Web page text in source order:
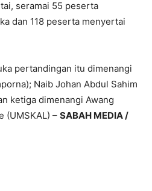
seramai 55 peserta
dan 118 peserta menyertai
pertandingan itu dimenangi
Naib Johan Abdul Sahim
ketiga dimenangi Awang
(UMSKAL) – SABAH MEDIA /